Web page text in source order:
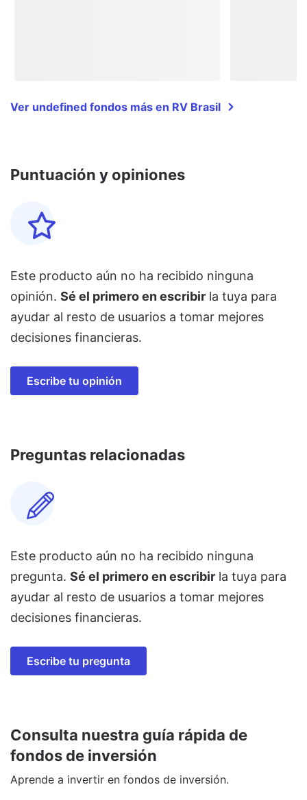
Ver undefined fondos más en RV Brasil
Puntuación y opiniones
Este producto aún no ha recibido ninguna
opinión. Sé el primero en escribir la tuya para
ayudar al resto de usuarios a tomar mejores
decisiones financieras.
Escribe tu opinión
Preguntas relacionadas
Este producto aún no ha recibido ninguna
pregunta. Sé el primero en escribir la tuya para
ayudar al resto de usuarios a tomar mejores
decisiones financieras.
Escribe tu pregunta
Consulta nuestra guía rápida de
fondos de inversión
Aprende a invertir en fondos de inversión.